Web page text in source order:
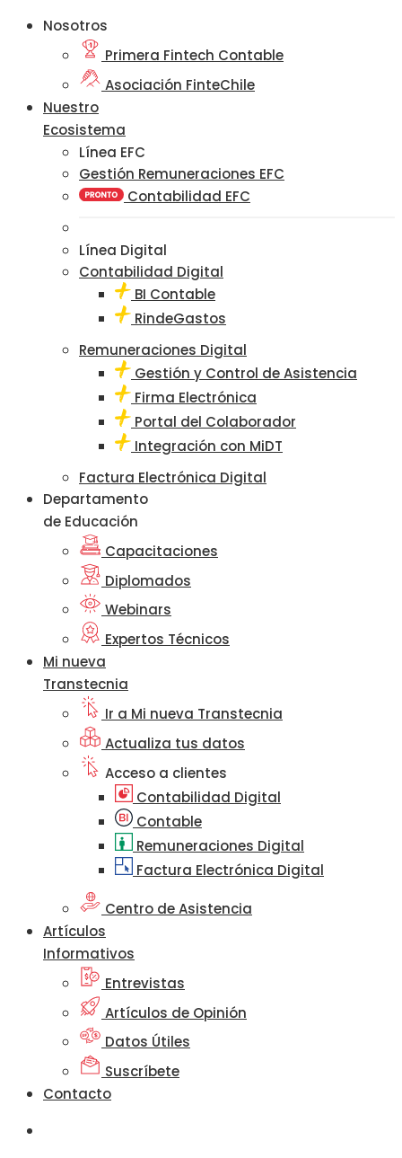
Nosotros
Primera Fintech Contable
Asociación FinteChile
Nuestro
Ecosistema
Línea EFC
Gestión Remuneraciones EFC
Contabilidad EFC
Línea Digital
Contabilidad Digital
BI Contable
RindeGastos
Remuneraciones Digital
Gestión y Control de Asistencia
Firma Electrónica
Portal del Colaborador
Integración con MiDT
Factura Electrónica Digital
Departamento
de Educación
Capacitaciones
Diplomados
Webinars
Expertos Técnicos
Mi nueva
Transtecnia
Ir a Mi nueva Transtecnia
Actualiza tus datos
Acceso a clientes
Contabilidad Digital
Contable
Remuneraciones Digital
Factura Electrónica Digital
Centro de Asistencia
Artículos
Informativos
Entrevistas
Artículos de Opinión
Datos Útiles
Suscríbete
Contacto